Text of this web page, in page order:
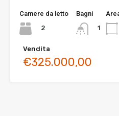
Camere da letto
2
Bagni
1
Vendita
€325.000,00